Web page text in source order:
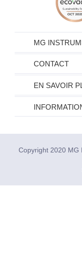
MG
CONTACT
EN SAVOIR
Copyright 2020 MG